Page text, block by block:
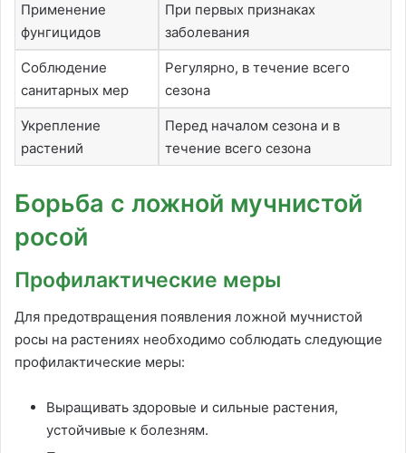
Применение
фунгицидов
При первых признаках
заболевания
Соблюдение
санитарных мер
Регулярно, в течение всего
сезона
Укрепление
растений
Перед началом сезона и в
течение всего сезона
Борьба с ложной мучнистой
росой
Профилактические меры
Для предотвращения появления ложной мучнистой
росы на растениях необходимо соблюдать следующие
профилактические меры:
Выращивать здоровые и сильные растения,
устойчивые к болезням.